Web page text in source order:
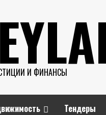
И ФИНАНСЫ
Тендеры